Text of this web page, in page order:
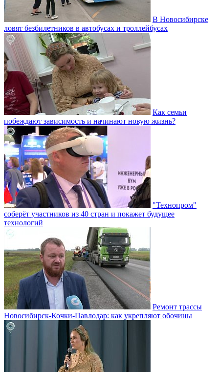
В Новосибирске
ловят безбилетников в автобусах и троллейбусах
Как семьи
побеждают зависимость и начинают новую жизнь?
"Технопром"
соберёт участников из 40 стран и покажет будущее
технологий
Ремонт трассы
Новосибирск-Кочки-Павлодар: как укрепляют обочины